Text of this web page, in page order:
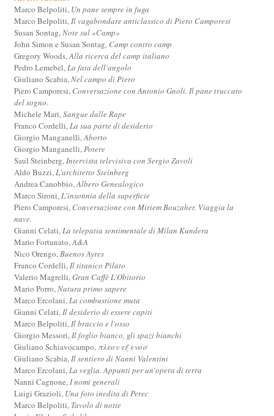
Marco Belpoliti, Un pane sempre in fuga
Marco Belpoliti,Il vagabondare anticlassico di Piero Camporesi
Susan Sontag,Note sul «Camp»
John Simon e Susan Sontag, Camp contro camp
Gregory Woods,Alla ricerca del camp italiano
Pedro Lemebel,La fata dell'angolo
Giuliano Scabia,Nel campo di Piero
Piero Camporesi, Conversazione con Antonio Gnoli. Il pane truccato
del sogno.
Michele Mari,Sangue dalle Rape
Franco Cordelli,La sua parte di desiderio
Giorgio Manganelli,Aborto
Giorgio Manganelli,Potere
Saul Steinberg,Intervista televisiva con Sergio Zavoli
Aldo Buzzi,L'architetto Steinberg
Andrea Canobbio,Albero Genealogico
Marco Sironi,L'insonnia della superficie
Piero Camporesi, Conversazione con Miriem Bouzaher. Viaggia la
nave.
Gianni Celati,La telepatia sentimentale di Milan Kundera
Mario Fortunato,A&A
Nico Orengo,Buenos Ayres
Franco Cordelli,Il titanico Pilato
Valerio Magrelli,Gran Caffè L'Obitorio
Mario Porro,Natura primo sapere
Marco Ercolani,La combustione muta
Gianni Celati,Il desiderio di essere capiti
Marco Belpoliti,Il braccio e l'osso
Giorgio Messori,Il foglio bianco, gli spazi bianchi
Giuliano Schiavocampo,πλεον εξ ενοσ
Giuliano Scabia,Il sentiero di Nanni Valentini
Marco Ercolani,La veglia. Appunti per un'opera di terra
Nanni Cagnone,I nomi generali
Luigi Grazioli, Una foto inedita di Perec
Marco Belpoliti, Tavolo di notte